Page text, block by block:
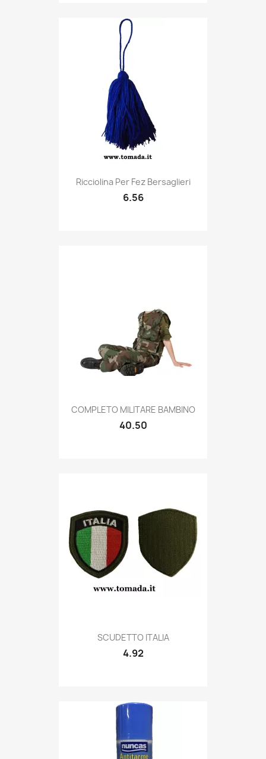
Quick view
Ricciolina Per Fez Bersaglieri
6.56
Quick view
COMPLETO MILITARE BAMBINO
40.50
Quick view
SCUDETTO ITALIA
4.92